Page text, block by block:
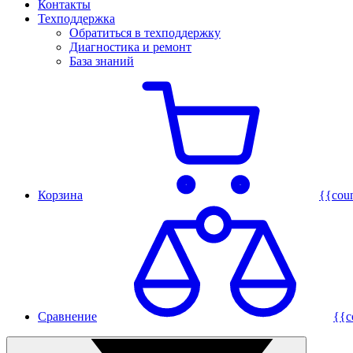
Контакты
Техподдержка
Обратиться в техподдержку
Диагностика и ремонт
База знаний
Корзина
Сравнение